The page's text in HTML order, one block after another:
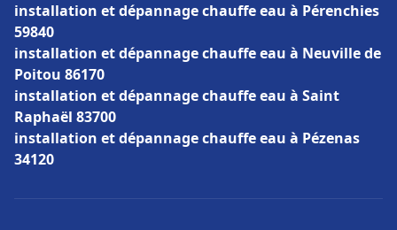
installation et dépannage chauffe eau à Pérenchies
59840
installation et dépannage chauffe eau à Neuville de
Poitou 86170
installation et dépannage chauffe eau à Saint
Raphaël 83700
installation et dépannage chauffe eau à Pézenas
34120